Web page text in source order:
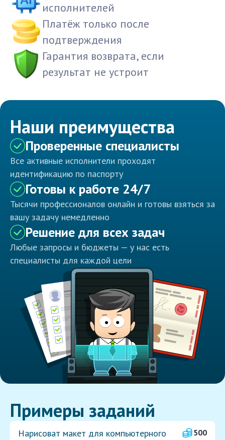
исполнителей
Платёж только после
подтверждения
Гарантия возврата, если
результат не устроит
Наши преимущества
Проверенные специалисты
Все активные исполнители проходят
идентификацию по паспорту
Готовы к работе 24/7
Тысячи профессионалов онлайн и готовы взяться за
вашу задачу немедленно
Решение для всех задач
Любые запросы и бюджеты — у нас есть
специалисты для каждой цели
Примеры заданий
Нарисоват макет для компьютерного
500